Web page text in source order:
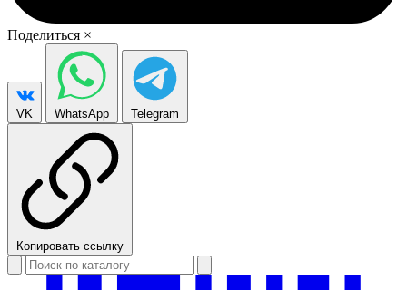
Поделиться ×
VK WhatsApp Telegram
Копировать ссылку